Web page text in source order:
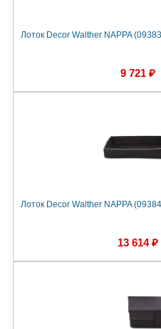
Лоток Decor Walther NAPPA
9 721 ₽
Лоток Decor Walther NAPPA
13 614 ₽